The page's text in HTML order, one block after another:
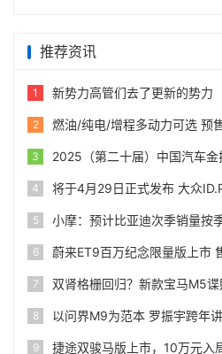
推荐资讯
1 新势力高管们去了更新的势力
2 燃油/纯电/增程多动力可选 预售
3 2025（第二十届）中国汽车金
4 将于4月29日正式发布 大众
5 小摩：预计比亚迪次季销量按
6 蔚来ET9百万纪念限量版上市
7 双肾格栅回归？新款宝马M5
8 以问界M9为范本 罗振宇跨年
9 捷途双骏马版上市，10万元入